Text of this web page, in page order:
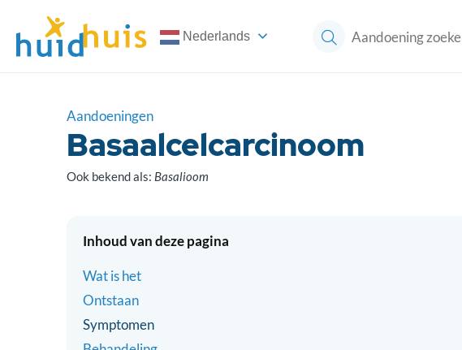
Nederlands
Inhoud van deze pagina
Wat is het
Ontstaan
Symptomen
Aandoeningen
Basaalcelcarcinoom
Ook bekend als: Basalioom